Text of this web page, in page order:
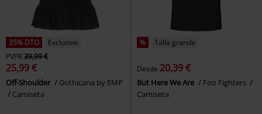
35% DTO
Exclusivo
PVPR39,99 €
25,99 €
Off-Shoulder
Gothicana by EMP
Camiseta
% Talla grande
Desde 20,39 €
But Here We Are
Foo Fighters
Camiseta